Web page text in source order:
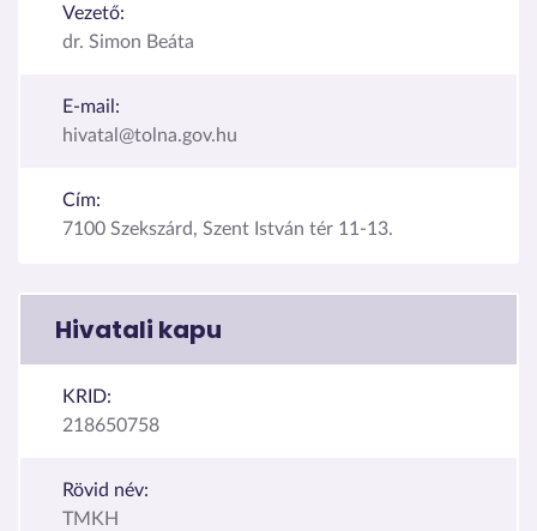
Vezető:
dr. Simon Beáta
E-mail:
hivatal@tolna.gov.hu
Cím:
7100 Szekszárd, Szent István tér 11-13.
Hivatali kapu
KRID:
218650758
Rövid név:
TMKH